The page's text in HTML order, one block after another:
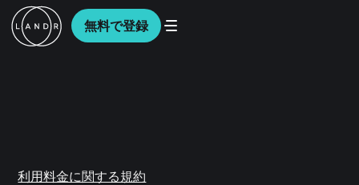
無料で登録
利用料金に関する規約